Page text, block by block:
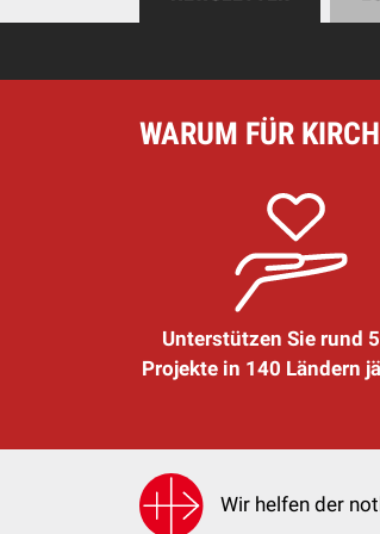
WARUM FÜR
Unterstützen Sie rund
Projekte in 140 Ländern
Wir helfen der